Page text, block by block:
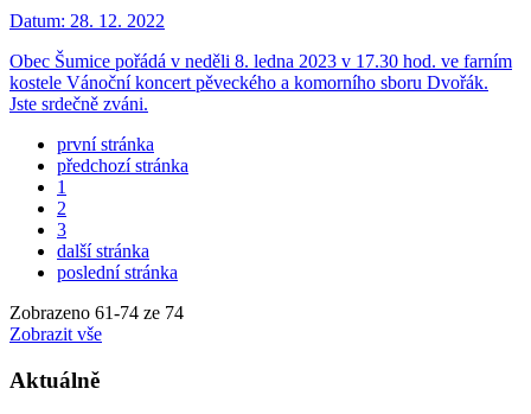
Datum: 28. 12. 2022
Obec Šumice pořádá v neděli 8. ledna 2023 v 17.30 hod. ve farním
kostele Vánoční koncert pěveckého a komorního sboru Dvořák.
Jste srdečně zváni.
první stránka
předchozí stránka
1
2
3
další stránka
poslední stránka
Zobrazeno 61-74 ze 74
Zobrazit vše
Aktuálně